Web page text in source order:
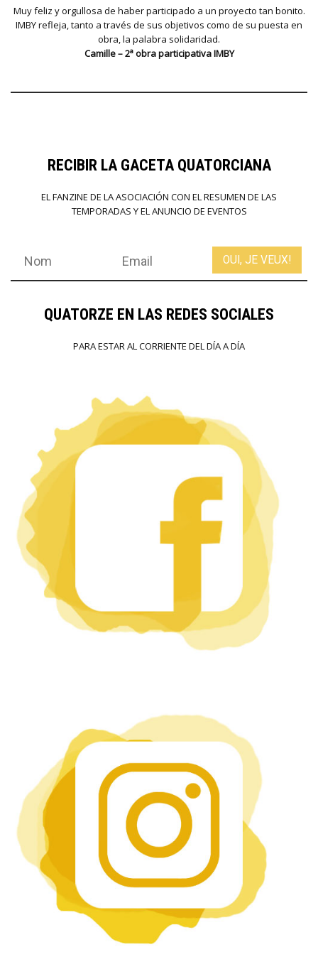
Muy feliz y orgullosa de haber participado a un proyecto tan bonito.
IMBY refleja, tanto a través de sus objetivos como de su puesta en
obra, la palabra solidaridad.
Camille – 2ª obra participativa IMBY
RECIBIR LA GACETA QUATORCIANA
EL FANZINE DE LA ASOCIACIÓN CON EL RESUMEN DE LAS
TEMPORADAS Y EL ANUNCIO DE EVENTOS
QUATORZE EN LAS REDES SOCIALES
PARA ESTAR AL CORRIENTE DEL DÍA A DÍA